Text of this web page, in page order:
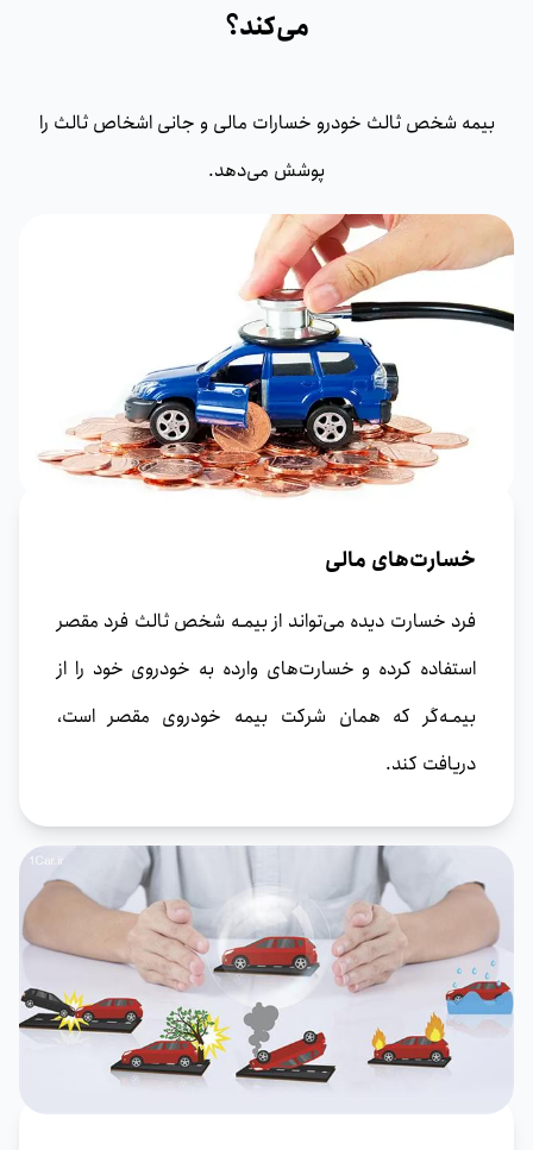
می‌کند؟
بیمه‌ شخص ثالث خودرو خسارات مالی و جانی اشخاص ثالث را
پوشش می‌دهد.
خسارت‌های مالی
فرد خسارت‌ دیده می‌تواند از بیمـه شخص ثالث فرد مقصر
استفاده کرده و خسارت‌های وارده به خودروی خود را از
بیمـه‌گر که همان شرکت بیمه خودروی مقصر است،
دریافت کند.